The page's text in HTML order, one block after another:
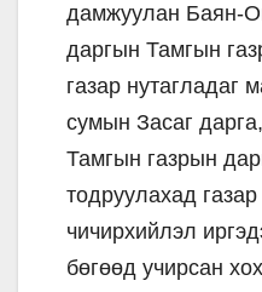
дамжуулан Баян-
даргын Тамгын
газар нутагладаг
сумын Засаг
Тамгын газрын
тодруулахад
чичирхийлэл
бөгөөд учирсан